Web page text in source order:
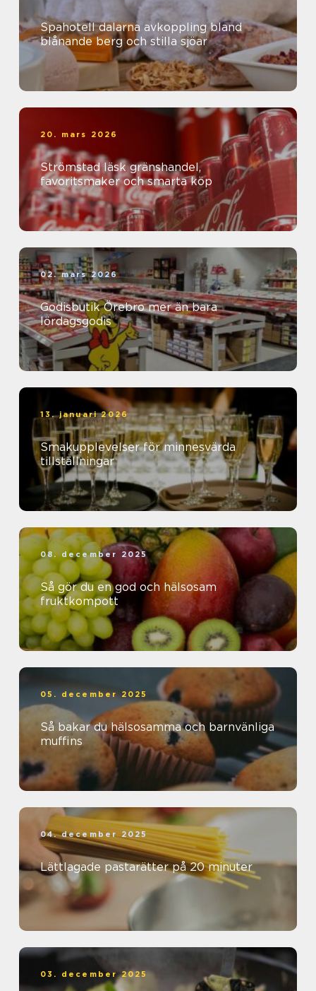
Spahotell dalarna avkoppling bland
blånande berg och stilla sjöar
20. mars 2026
Strömstad läsk gränshandel,
favoritsmaker och smarta köp
02. mars 2026
Godisbutik Örebro mer än bara
lördagsgodis
13. januari 2026
Smakupplevelser för minnesvärda
tillställningar
08. december 2025
Så gör du en god och hälsosam
fruktkompott
05. december 2025
Så bakar du hälsosamma och barnvänliga
muffins
04. december 2025
Lättlagade pastarätter på 20 minuter
03. december 2025